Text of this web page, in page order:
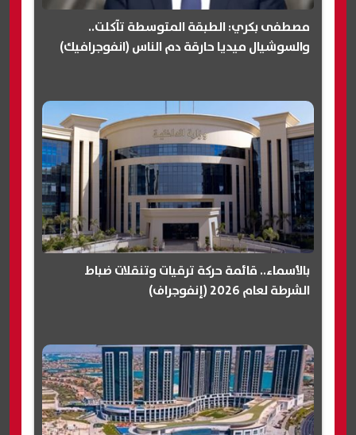
مصطفى بكري: الطبقة المتوسطة تآكلت..
والسوشيال ميديا حارقة دم الناس (انفوجرافيك)
بالأسماء.. قائمة حركة ترقيات وتنقلات ضباط
الشرطة لعام 2026 (إنفوجراف)